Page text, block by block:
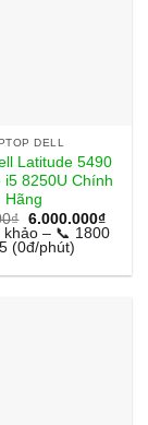
DELL
Latitude 5490
i5 8250U Chính
Hãng
₫ Giá
gốc
là:
6.500.000₫.
6.000.000₫Giá
hiện
khảo – 📞 1800
(0đ/phút)